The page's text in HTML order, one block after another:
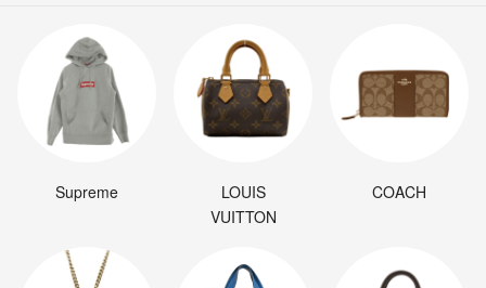
Supreme
LOUIS
VUITTON
COACH